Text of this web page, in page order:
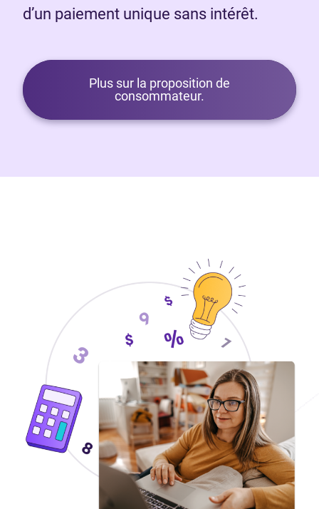
d’un paiement unique sans intérêt.
Plus sur la proposition de
consommateur.